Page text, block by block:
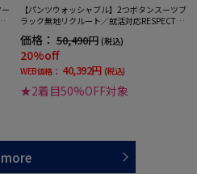
【パンツウォッシャブル】2つボタンスーツブ
ラック無地リクルート／就活対応RESPECTNE
価格： 50,490円 (税込)
20%off
WEB価格： 40,392円 (税込)
★2着目50%OFF対象
more